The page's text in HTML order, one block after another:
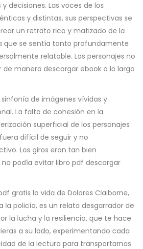
decisiones. Las voces de los
y distintas, sus perspectivas se
un retrato rico y matizado de la
que se sentía tanto profundamente
relatable. Los personajes no
de manera descargar ebook a lo largo
de imágenes vívidas y
La falta de cohesión en la
superficial de los personajes
difícil de seguir y no
Los giros eran tan bien
podía evitar libro pdf descargar
gratis la vida de Dolores Claiborne,
la policía, es un relato desgarrador de
la lucha y la resiliencia, que te hace
a su lado, experimentando cada
de la lectura para transportarnos